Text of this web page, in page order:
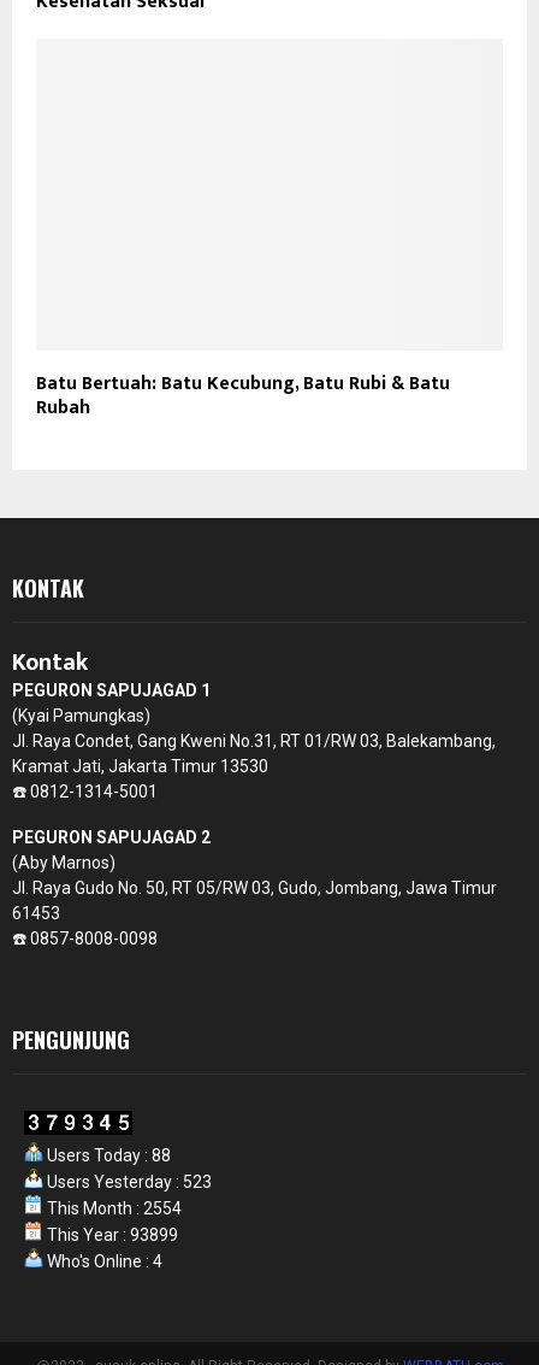
Batu Bertuah: Batu Kecubung, Batu Rubi & Batu
Rubah
KONTAK
Kontak
PEGURON SAPUJAGAD 1
(Kyai Pamungkas)
Jl. Raya Condet, Gang Kweni No.31, RT 01/RW 03, Balekambang,
Kramat Jati, Jakarta Timur 13530
☎️ 0812-1314-5001
PEGURON SAPUJAGAD 2
(Aby Marnos)
Jl. Raya Gudo No. 50, RT 05/RW 03, Gudo, Jombang, Jawa Timur
61453
☎️ 0857-8008-0098
PENGUNJUNG
Users Today : 88
Users Yesterday : 523
This Month : 2554
This Year : 93899
Who's Online : 4